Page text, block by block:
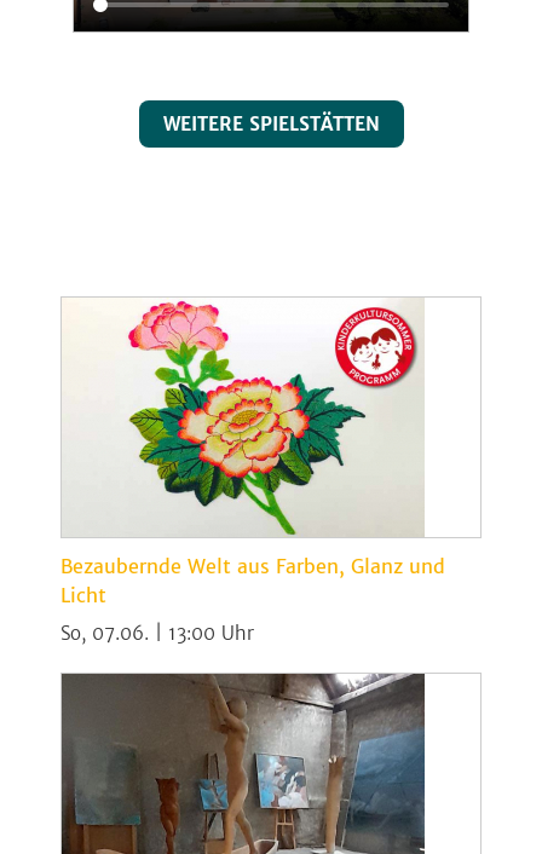
WEITERE SPIELSTÄTTEN
Bezaubernde Welt aus Farben, Glanz und
Licht
So, 07.06. | 13:00